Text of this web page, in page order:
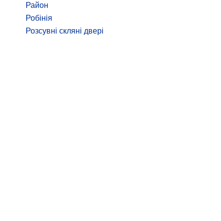
Район
Робінія
Розсувні скляні двері